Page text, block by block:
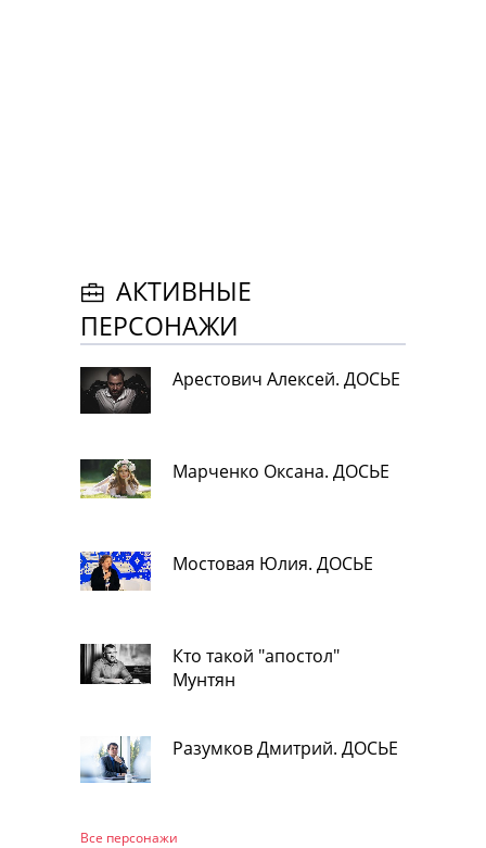
АКТИВНЫЕ
ПЕРСОНАЖИ
Арестович Алексей. ДОСЬЕ
Марченко Оксана. ДОСЬЕ
Мостовая Юлия. ДОСЬЕ
Кто такой "апостол"
Мунтян
Разумков Дмитрий. ДОСЬЕ
Все персонажи